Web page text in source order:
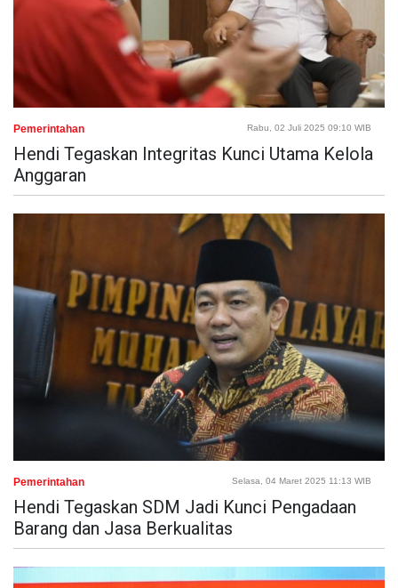
Pemerintahan Rabu, 02 Juli 2025 09:10 WIB
Hendi Tegaskan Integritas Kunci Utama Kelola
Anggaran
Pemerintahan Selasa, 04 Maret 2025 11:13 WIB
Hendi Tegaskan SDM Jadi Kunci Pengadaan
Barang dan Jasa Berkualitas